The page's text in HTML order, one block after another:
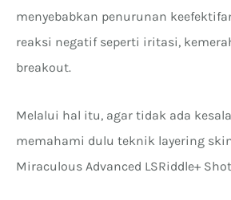
menyebabkan penurunan
reaksi negatif seperti iritasi,
breakout.
Melalui hal itu, agar tidak ada
memahami dulu teknik layering
Miraculous Advanced LSRiddle+